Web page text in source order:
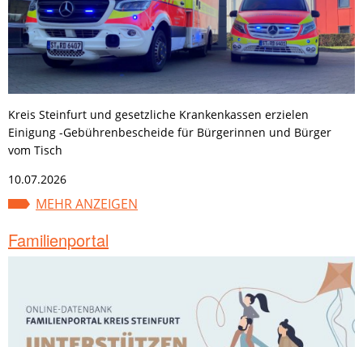
Kreis Steinfurt und gesetzliche Krankenkassen erzielen
Einigung -Gebührenbescheide für Bürgerinnen und Bürger
vom Tisch
10.07.2026
MEHR ANZEIGEN
Familienportal